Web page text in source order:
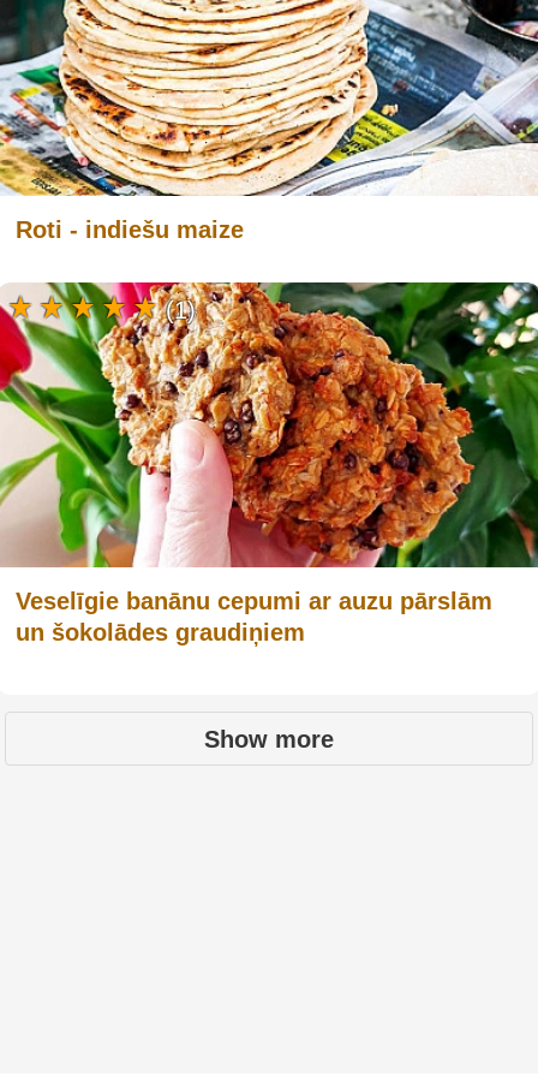
Roti - indiešu maize
Veselīgie banānu cepumi ar auzu pārslām
un šokolādes graudiņiem
(1)
Show more